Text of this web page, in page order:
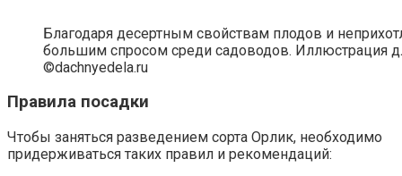
Благодаря десертным свойствам плодов и
большим спросом среди садоводов. Иллюстрация
©dachnyedela.ru
Правила посадки
Чтобы заняться разведением сорта Орлик, необходимо
придерживаться таких правил и рекомендаций: